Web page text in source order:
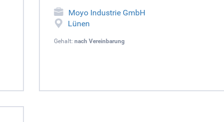
Moyo Industrie GmbH
Lünen
Gehalt: nach Vereinbarung